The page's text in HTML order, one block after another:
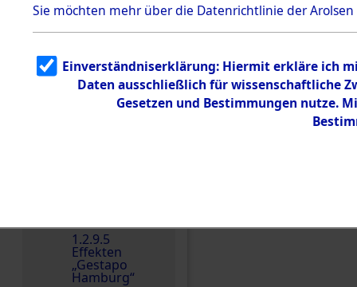
Bayerisches
1.2.9.3
Effekten aus
dem KZ
Neuengamm
1.2.9.5
Effekten
„Gestapo
Hamburg“
Einen Kommentar
Sie möchten mehr über die Datenrichtlinie der Arolsen
Einverständniserklärung: Hiermit erkläre ich
Daten ausschließlich für wissenschaftliche
Gesetzen und Bestimmungen nutze.